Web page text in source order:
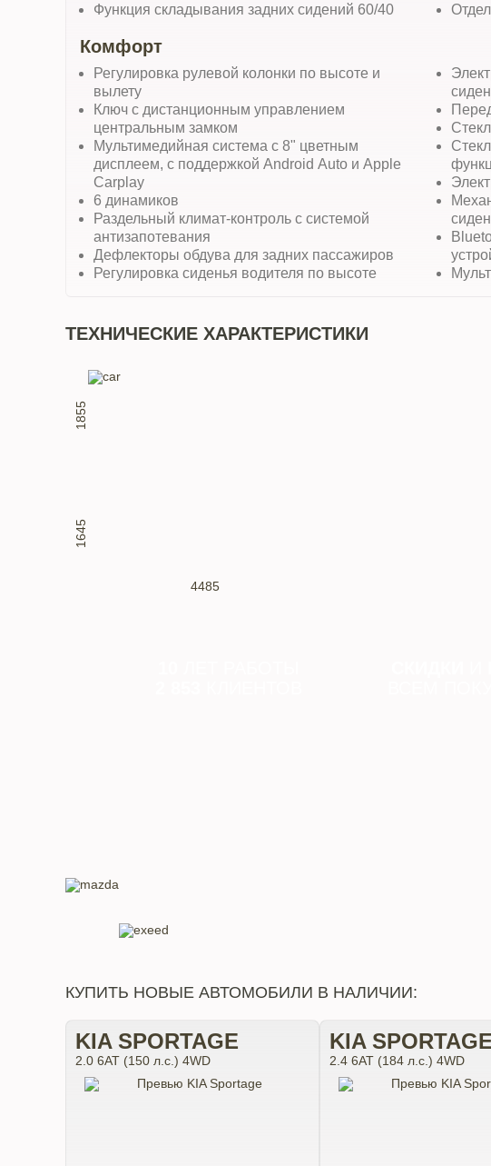
Функция складывания задних сидений 60/40
Комфорт
Регулировка рулевой колонки по высоте и
вылету
Ключ с дистанционным управлением
центральным замком
Мультимедийная система с 8" цветным
дисплеем, с поддержкой Android Auto и Apple
Carplay
6 динамиков
Раздельный климат-контроль с системой
антизапотевания
Дефлекторы обдува для задних пассажиров
Регулировка сиденья водителя по высоте
ТЕХНИЧЕСКИЕ ХАРАКТЕРИСТИКИ
4485
1645
1855
КУПИТЬ НОВЫЕ АВТОМОБИЛИ В НАЛИЧИИ:
KIA SPORTAGE
2.0 6АТ (150 л.с.) 4WD
KIA SPORTAGE
2.4 6АТ (184 л.с.) 4WD